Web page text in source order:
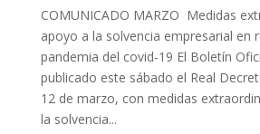
COMUNICADO MARZO Medidas
apoyo a la solvencia empresarial en
pandemia del covid-19 El Boletín
publicado este sábado el Real
12 de marzo, con medidas
la solvencia...